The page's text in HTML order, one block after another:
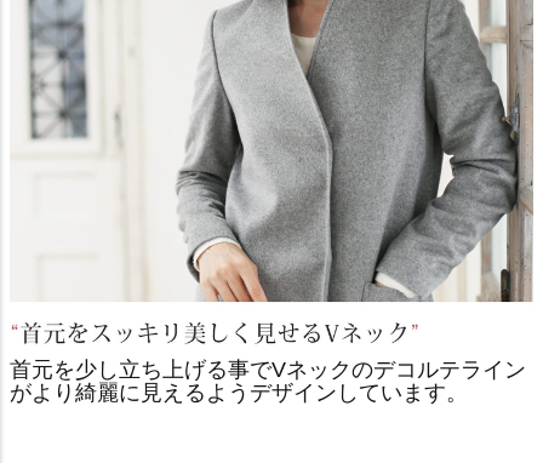
首元を少し立ち上げる事でVネックのデコルテライン
がより綺麗に見えるようデザインしています。